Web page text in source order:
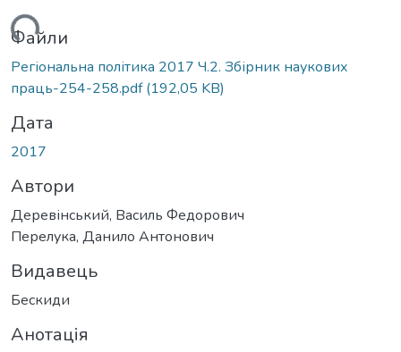
Файли
Регіональна політика 2017 Ч.2. Збірник наукових
праць-254-258.pdf(192,05 KB)
Дата
2017
Автори
Деревінський, Василь Федорович
Перелука, Данило Антонович
Видавець
Бескиди
Анотація